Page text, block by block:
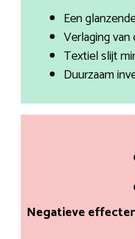
Een
Verlaging
Textiel slijt
Duurzaam
Negatieve